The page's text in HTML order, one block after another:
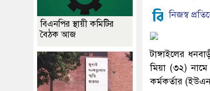
নিজস্ব
টাঙ্গাইলের
মিয়া (৩২) নামে
কর্মকর্তার
বিএনপির স্থায়ী কমিটির
বৈঠক আজ